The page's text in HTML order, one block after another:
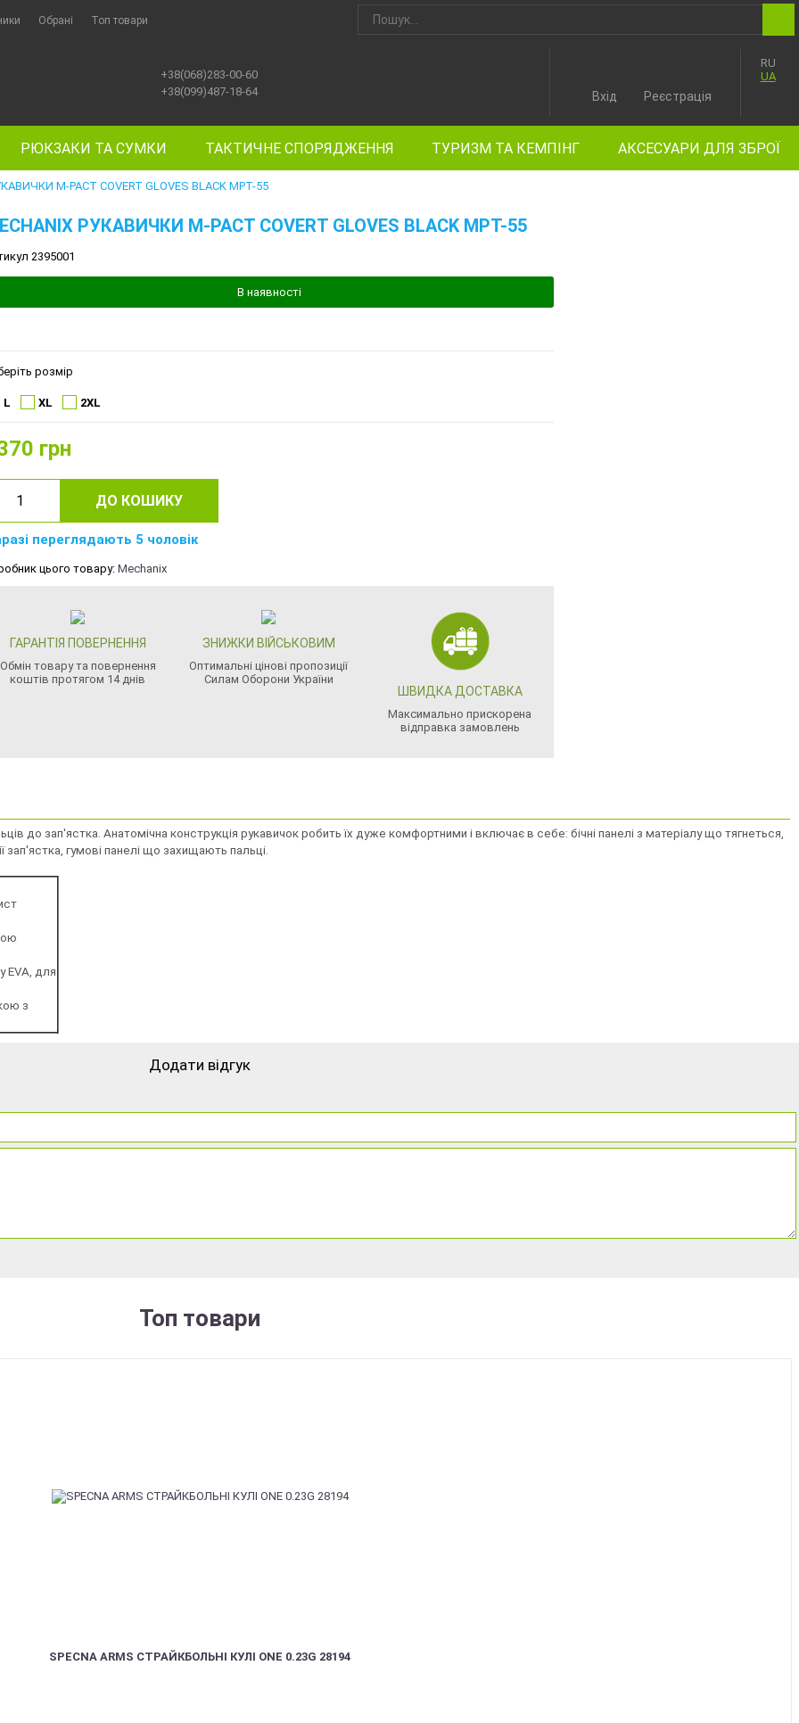
Обрані Топ товари
+38(068)283-00-60
+38(099)487-18-64
RU
UA
Вхід Реєстрація
РЮКЗАКИ ТА СУМКИ ТАКТИЧНЕ СПОРЯДЖЕННЯ ТУРИЗМ ТА КЕМПІНГ АКСЕСУАРИ ДЛЯ ЗБРОЇ
M-PACT COVERT GLOVES BLACK MPT-55
РУКАВИЧКИ M-PACT COVERT GLOVES BLACK MPT-55
2395001
В наявності
розмір
L XL 2XL
грн
ДО КОШИКУ
переглядають 5 чоловік
цього товару: Mechanix
ГАРАНТІЯ ПОВЕРНЕННЯ
Обмін товару та повернення
коштів протягом 14 днів
ЗНИЖКИ ВІЙСЬКОВИМ
Оптимальні цінові пропозиції
Силам Оборони України
ШВИДКА ДОСТАВКА
Максимально прискорена
відправка замовлень
до зап'ястка. Анатомічна конструкція рукавичок робить їх дуже комфортними і включає в себе: бічні панелі з матеріалу що тягнеться,
зап'ястка, гумові панелі що захищають пальці.
EVA, для
з
Додати відгук
Топ товари
SPECNA ARMS СТРАЙКБОЛЬНІ КУЛІ ONE 0.23G 28194